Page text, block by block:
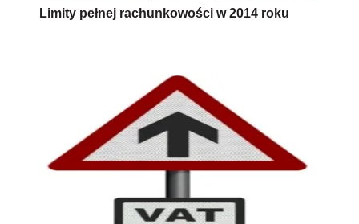
Limity pełnej rachunkowości w 2014 roku